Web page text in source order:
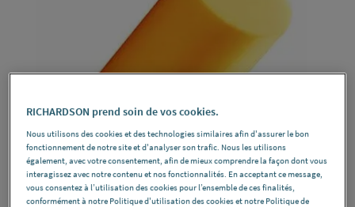
RICHARDSON prend soin de vos cookies.
Nous utilisons des cookies et des technologies similaires afin d'assurer le bon
fonctionnement de notre site et d'analyser son trafic. Nous les utilisons
également, avec votre consentement, afin de mieux comprendre la façon dont vous
interagissez avec notre contenu et nos fonctionnalités. En acceptant ce message,
vous consentez à l’utilisation des cookies pour l’ensemble de ces finalités,
conformément à notre Politique d'utilisation des cookies et notre Politique de